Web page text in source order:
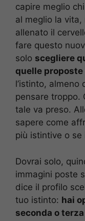
capire meglio
al meglio la
allenato il
fare questo
solo scegliere
quelle proposte
l’istinto, almeno
pensare troppo.
tale va preso.
sapere come
più istintive o se
Dovrai solo,
immagini poste
dice il profilo
tuo istinto: hai
seconda o